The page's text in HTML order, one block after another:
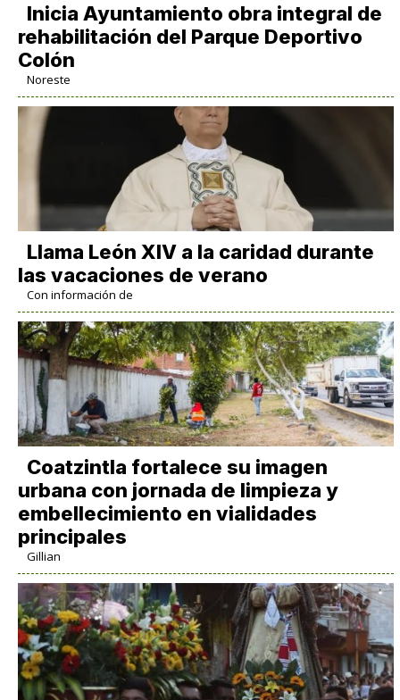
Inicia Ayuntamiento obra integral de
rehabilitación del Parque Deportivo
Colón
Noreste
Llama León XIV a la caridad durante
las vacaciones de verano
Con información de
Coatzintla fortalece su imagen
urbana con jornada de limpieza y
embellecimiento en vialidades
principales
Gillian